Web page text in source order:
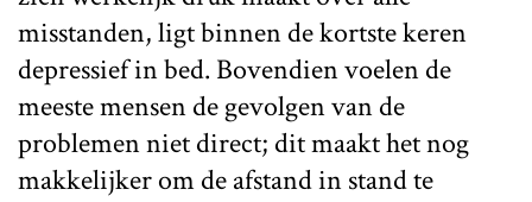
misstanden, ligt binnen de kortste keren
depressief in bed. Bovendien voelen de
meeste mensen de gevolgen van de
problemen niet direct; dit maakt het nog
makkelijker om de afstand in stand te